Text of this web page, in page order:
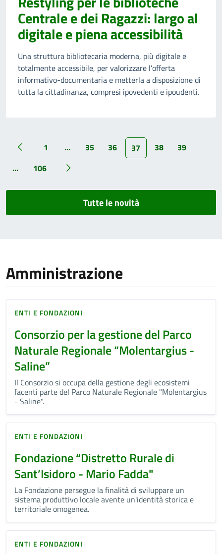
Centrale e dei Ragazzi: largo al
digitale e piena accessibilità
Una struttura bibliotecaria moderna, più digitale e
totalmente accessibile, per valorizzare l’offerta
informativo-documentaria e metterla a disposizione di
tutta la cittadinanza, compresi ipovedenti e ipoudenti.
1 ... 35 36 37 38
39
...
106
Tutte le novità
Amministrazione
ENTI E FONDAZIONI
Consorzio per la gestione del Parco
Naturale Regionale “Molentargius -
Saline”
Il Consorzio si occupa della gestione degli ecosistemi
facenti parte del Parco Naturale Regionale "Molentargius
- Saline".
ENTI E FONDAZIONI
Fondazione “Distretto Rurale di
Sant’Isidoro - Mario Fadda"
La Fondazione persegue la finalità di sviluppare un
sistema produttivo locale avente un'identità storica e
territoriale omogenea.
ENTI E FONDAZIONI